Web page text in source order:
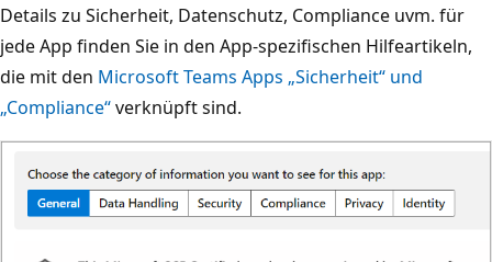
Details zu Sicherheit, Datenschutz, Compliance uvm. für
jede App finden Sie in den App-spezifischen Hilfeartikeln,
die mit den Microsoft Teams Apps „Sicherheit“ und
„Compliance“verknüpft sind.